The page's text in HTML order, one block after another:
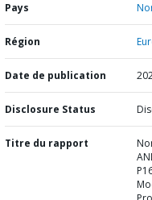
Pays
Région
Date de publication
Disclosure Status
Titre du rapport